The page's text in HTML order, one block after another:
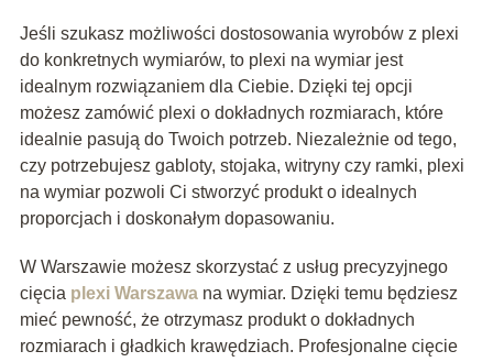
Jeśli szukasz możliwości dostosowania wyrobów z plexi
do konkretnych wymiarów, to plexi na wymiar jest
idealnym rozwiązaniem dla Ciebie. Dzięki tej opcji
możesz zamówić plexi o dokładnych rozmiarach, które
idealnie pasują do Twoich potrzeb. Niezależnie od tego,
czy potrzebujesz gabloty, stojaka, witryny czy ramki, plexi
na wymiar pozwoli Ci stworzyć produkt o idealnych
proporcjach i doskonałym dopasowaniu.
W Warszawie możesz skorzystać z usług precyzyjnego
cięcia plexi Warszawana wymiar. Dzięki temu będziesz
mieć pewność, że otrzymasz produkt o dokładnych
rozmiarach i gładkich krawędziach. Profesjonalne cięcie